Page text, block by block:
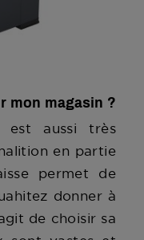
mon magasin ?
aussi très
en partie
permet de
donner à
de choisir sa